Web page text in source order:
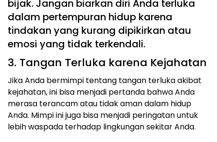
bijak. Jangan biarkan diri Anda terluka
dalam pertempuran hidup karena
tindakan yang kurang dipikirkan atau
emosi yang tidak terkendali.
3. Tangan Terluka karena Kejahatan
Jika Anda bermimpi tentang tangan terluka akibat
kejahatan, ini bisa menjadi pertanda bahwa Anda
merasa terancam atau tidak aman dalam hidup
Anda. Mimpi ini juga bisa menjadi peringatan untuk
lebih waspada terhadap lingkungan sekitar Anda.